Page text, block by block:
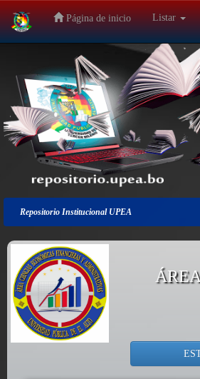
Salir
navegación
Página de inicio Listar
Repositorio Institucional UPEA